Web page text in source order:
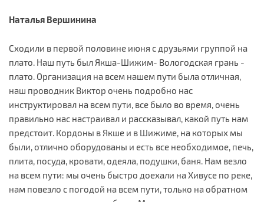
Наталья Вершинина
Сходили в первой половине июня с друзьями группой на
плато. Наш путь был Якша-Шижим- Вологодская грань -
плато. Организация на всем нашем пути была отличная,
наш проводник Виктор очень подробно нас
инструктировал на всем пути, все было во время, очень
правильно нас настраивал и рассказывал, какой путь нам
предстоит. Кордоны в Якше и в Шижиме, на которых мы
были, отлично оборудованы и есть все необходимое, печь,
плита, посуда, кровати, одеяла, подушки, баня. Нам везло
на всем пути: мы очень быстро доехали на Хивусе по реке,
нам повезло с погодой на всем пути, только на обратном